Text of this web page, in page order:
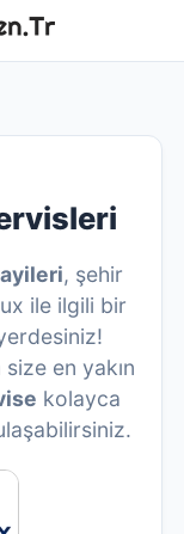
, şehir
ile ilgili bir
en yakın
kolayca